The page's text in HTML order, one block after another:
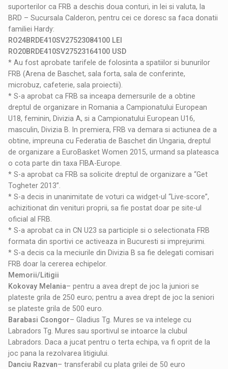
suporterilor ca FRB a deschis doua conturi, in lei si valuta, la
BRD – Sucursala Calderon, pentru cei ce doresc sa faca donatii
familiei Hardy:
RO24BRDE410SV27523084100 LEI
RO20BRDE410SV27523164100 USD
* Au fost aprobate tarifele de folosinta a spatiilor si bunurilor
FRB (Arena de Baschet, sala forta, sala de conferinte,
microbuz, cafeterie, sala proiectii).
* S-a aprobat ca FRB sa inceapa demersurile de a obtine
dreptul de organizare in Romania a Campionatului European
U18, feminin, Divizia A, si a Campionatului European U16,
masculin, Divizia B. In premiera, FRB va demara si actiunea de a
obtine, impreuna cu Federatia de Baschet din Ungaria, dreptul
de organizare a EuroBasket Women 2015, urmand sa plateasca
o cota parte din taxa FIBA-Europe.
* S-a aprobat ca FRB sa solicite dreptul de organizare a “Get
Togheter 2013”.
* S-a decis in unanimitate de voturi ca widget-ul “Live-score”,
achizitionat din venituri proprii, sa fie postat doar pe site-ul
oficial al FRB.
* S-a aprobat ca in CN U23 sa participle si o selectionata FRB
formata din sportivi ce activeaza in Bucuresti si imprejurimi.
* S-a decis ca la meciurile din Divizia B sa fie delegati comisari
FRB doar la cererea echipelor.
Memorii/Litigii
Kokovay Melania– pentru a avea drept de joc la juniori se
plateste grila de 250 euro; pentru a avea drept de joc la seniori
se plateste grila de 500 euro.
Barabasi Csongor– Gladius Tg. Mures se va intelege cu
Labradors Tg. Mures sau sportivul se intoarce la clubul
Labradors. Daca a jucat pentru o terta echipa, va fi oprit de la
joc pana la rezolvarea litigiului.
Danciu Razvan– transferabil cu plata grilei de 50 euro